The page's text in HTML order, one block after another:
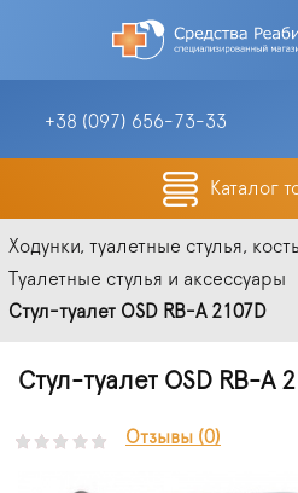
+38 (097) 656-73-33
Каталог
Ходунки, туалетные стулья,
Туалетные стулья и аксессуары
Стул-туалет OSD RB-A 2107D
Стул-туалет OSD RB-A
Отзывы (0)